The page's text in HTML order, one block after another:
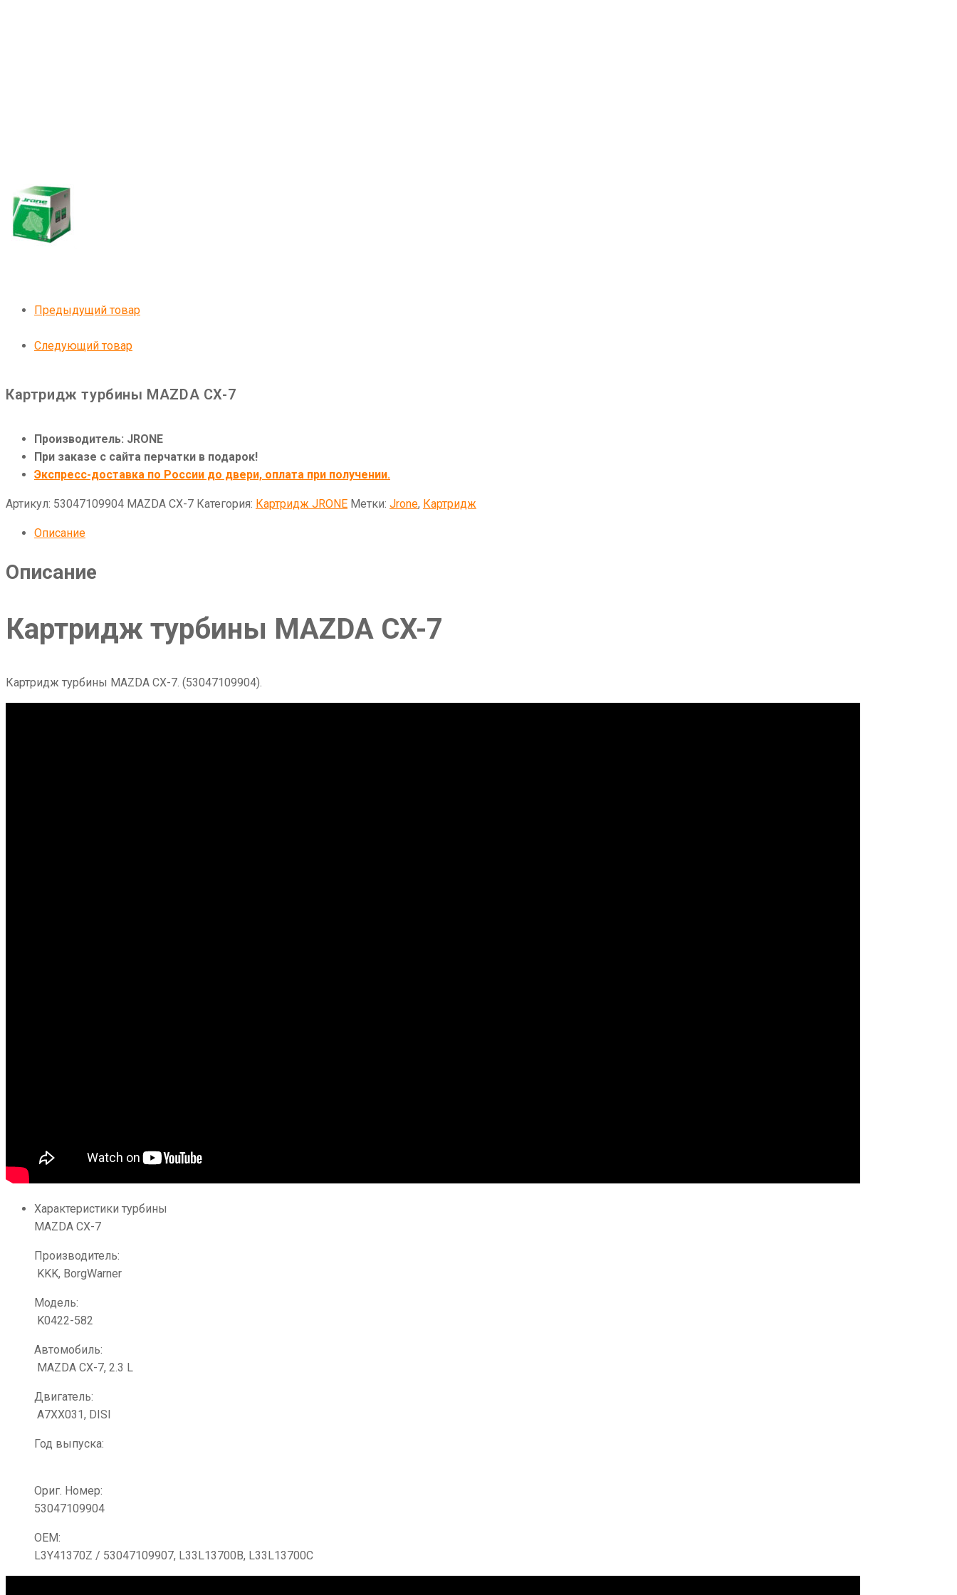
Предыдущий товар
Следующий товар
Картридж турбины MAZDA CX-7
Производитель: JRONE
При заказе с сайта перчатки в подарок!
Экспресс-доставка по России до двери, оплата при получении.
Артикул: 53047109904 MAZDA CX-7 Категория: Картридж JRONE Метки: Jrone, Картридж
Описание
Описание
Картридж турбины MAZDA CX-7
Картридж турбины MAZDA CX-7. (53047109904).
Характеристики турбины
MAZDA CX-7
Производитель:
KKK, BorgWarner
Модель:
K0422-582
Автомобиль:
MAZDA CX-7, 2.3 L
Двигатель:
A7XX031, DISI
Год выпуска:
Ориг. Номер:
53047109904
ОЕМ:
L3Y41370Z / 53047109907, L33L13700B, L33L13700C